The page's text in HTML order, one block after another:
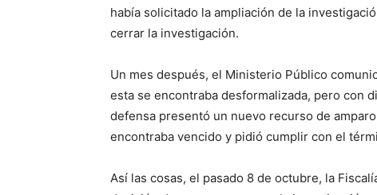
había solicitado la ampliación de la
cerrar la investigación.
Un mes después, el Ministerio Público
esta se encontraba desformalizada, pero con
defensa presentó un nuevo recurso de
encontraba vencido y pidió cumplir con el
Así las cosas, el pasado 8 de octubre, la